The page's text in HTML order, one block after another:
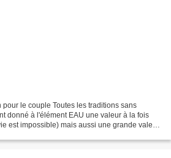
le couple Toutes les traditions sans
donné à l'élément EAU une valeur à la fois
est impossible) mais aussi une grande valeur